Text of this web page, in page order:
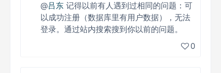
@吕东 记得以前有人遇到过相同的问题：可
以成功注册（数据库里有用户数据），无法
登录。通过站内搜索搜到你以前的问题。
0